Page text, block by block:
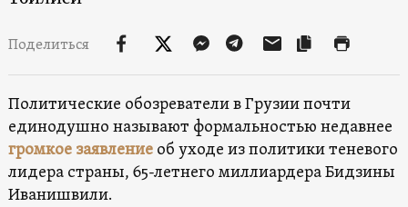
Поделиться
Политические обозреватели в Грузии почти
единодушно называют формальностью недавнее
громкое заявлениеоб уходе из политики теневого
лидера страны, 65-летнего миллиардера Бидзины
Иванишвили.